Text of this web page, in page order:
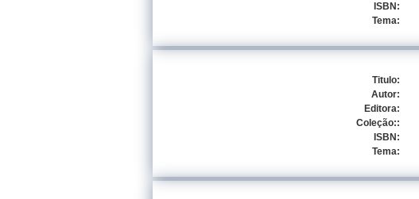
ISBN:
Tema:
Titulo:
Autor:
Editora:
Coleção::
ISBN:
Tema: